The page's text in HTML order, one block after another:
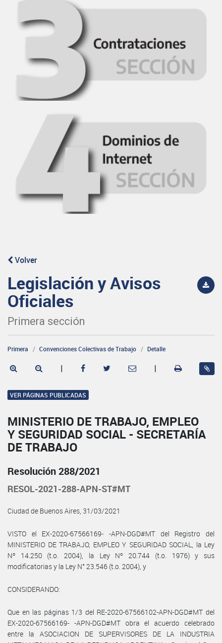
Volver
Legislación y Avisos
Oficiales
Primera sección
Primera Convenciones Colectivas de Trabajo Detalle
| |
VER PÁGINAS PUBLICADAS
MINISTERIO DE TRABAJO, EMPLEO
Y SEGURIDAD SOCIAL - SECRETARÍA
DE TRABAJO
Resolución 288/2021
RESOL-2021-288-APN-ST#MT
Ciudad de Buenos Aires, 31/03/2021
VISTO el EX-2020-67566169- -APN-DGD#MT del Registro del
MINISTERIO DE TRABAJO, EMPLEO Y SEGURIDAD SOCIAL, la Ley
Nº 14.250 (t.o. 2004), la Ley Nº 20.744 (t.o. 1976) y sus
modificatorias y la Ley N° 23.546 (t.o. 2004), y
CONSIDERANDO:
Que en las páginas 1/3 del RE-2020-67566102-APN-DGD#MT del
EX-2020-67566169- -APN-DGD#MT obra el acuerdo celebrado
entre la ASOCIACION DE SUPERVISORES DE LA INDUSTRIA